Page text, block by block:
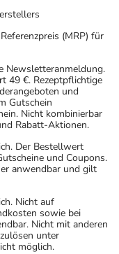
(MRP) für
Newsletteranmeldung.
49 €. Rezeptpflichtige
und
Gutschein
Nicht kombinierbar
Rabatt-Aktionen.
Der Bestellwert
und Coupons.
anwendbar und gilt
Nicht auf
sowie bei
Nicht mit anderen
unter
möglich.